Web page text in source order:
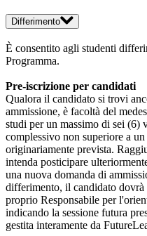
Differimento
È consentito agli studenti
Programma.
Pre-iscrizione per candidati
Qualora il candidato si trovi
ammissione, è facoltà del
studi per un massimo di sei (6)
complessivo non superiore a
originariamente prevista.
intenda posticipare
una nuova domanda di
differimento, il candidato dovrà
proprio Responsabile per
indicando la sessione futura
gestita interamente da